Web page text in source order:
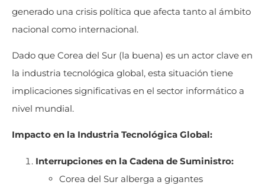
generado una crisis política que afecta tanto al ámbito
nacional como internacional.
Dado que Corea del Sur (la buena) es un actor clave en
la industria tecnológica global, esta situación tiene
implicaciones significativas en el sector informático a
nivel mundial.
Impacto en la Industria Tecnológica Global:
Interrupciones en la Cadena de Suministro:
Corea del Sur alberga a gigantes